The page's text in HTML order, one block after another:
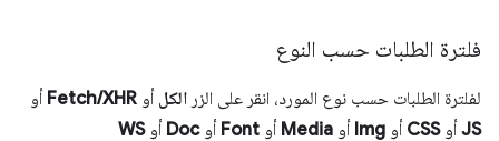
فلترة الطلبات حسب النوع
لفلترة الطلبات حسب نوع المورد، انقر على الزر الكل أو Fetch/XHR أو
JS أوCSS أو Img أو Media أو Font أوDoc أوWS